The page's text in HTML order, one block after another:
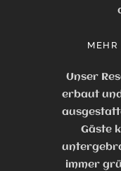
Unser
erbaut
Gäste
immer